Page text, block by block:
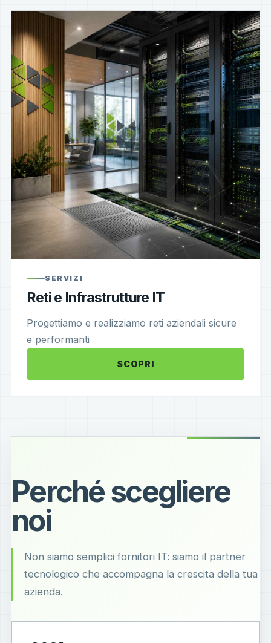
SERVIZI
Reti e Infrastrutture IT
Progettiamo e realizziamo reti aziendali sicure
e performanti
SCOPRI
Perché scegliere
noi
Non siamo semplici fornitori IT: siamo il partner
tecnologico che accompagna la crescita della tua
azienda.